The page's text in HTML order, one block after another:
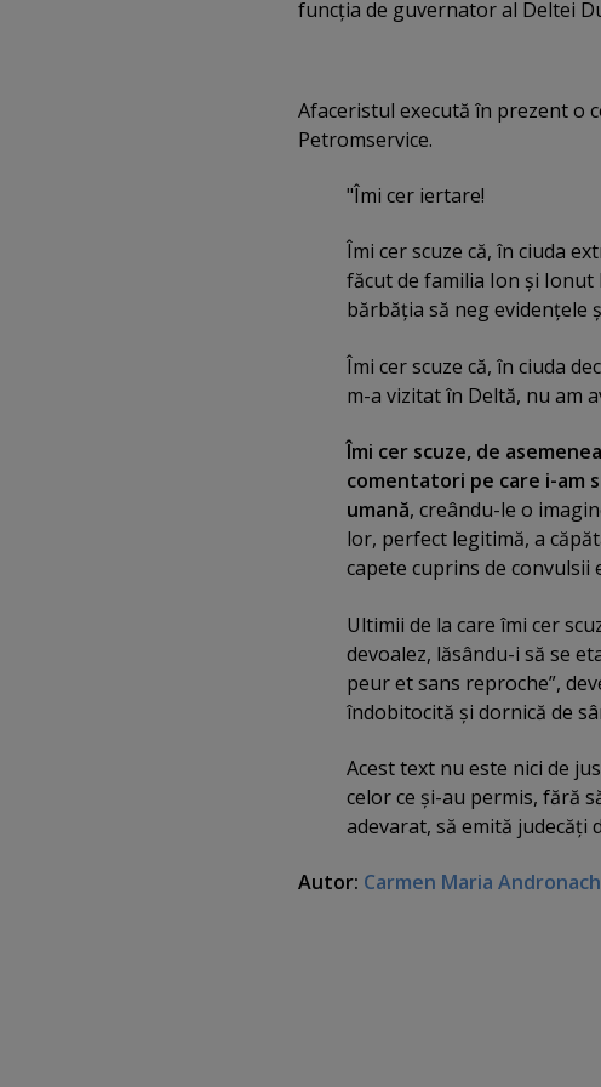
funcţia de guvernator al Deltei
Afaceristul execută în prezent o
Petromservice.
"Îmi cer iertare!
Îmi cer scuze că, în ciuda
făcut de familia Ion şi Ionut
bărbăţia să neg evidenţele
Îmi cer scuze că, în ciuda
m-a vizitat în Deltă, nu am
Îmi cer scuze, de
comentatori pe care i-am
umană, creându-le o
lor, perfect legitimă, a
capete cuprins de convulsii
Ultimii de la care îmi cer
devoalez, lăsându-i să se
peur et sans reproche”,
îndobitocită şi dornică de
Acest text nu este nici de
celor ce şi-au permis, fără
adevarat, să emită judecăţi
Autor: Carmen Maria